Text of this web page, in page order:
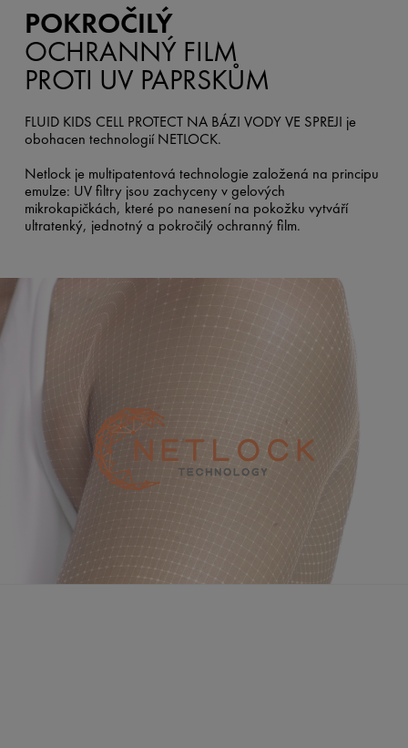
POKROČILÝ
OCHRANNÝ FILM
PROTI UV PAPRSKŮM
FLUID KIDS CELL PROTECT NA BÁZI VODY VE SPREJI je
obohacen technologií NETLOCK.
Netlock je multipatentová technologie založená na principu
emulze: UV filtry jsou zachyceny v gelových
mikrokapičkách, které po nanesení na pokožku vytváří
ultratenký, jednotný a pokročilý ochranný film.